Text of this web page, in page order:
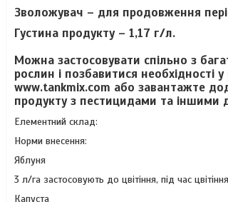
Зволожувач – для продовження
Густина продукту – 1,17 г/л.
Можна застосовувати спільно з
рослин і позбавитися
www.tankmix.com або завантажте
продукту з пестицидами та іншими
Елементний склад:
Норми внесення:
Яблуня
3 л/га застосовують до цвітіння, під час
Капуста